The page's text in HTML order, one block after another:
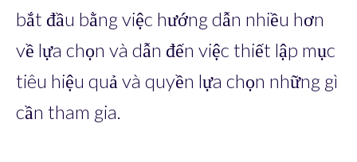
bắt đầu bằng việc hướng dẫn nhiều hơn
về lựa chọn và dẫn đến việc thiết lập mục
tiêu hiệu quả và quyền lựa chọn những gì
cần tham gia.